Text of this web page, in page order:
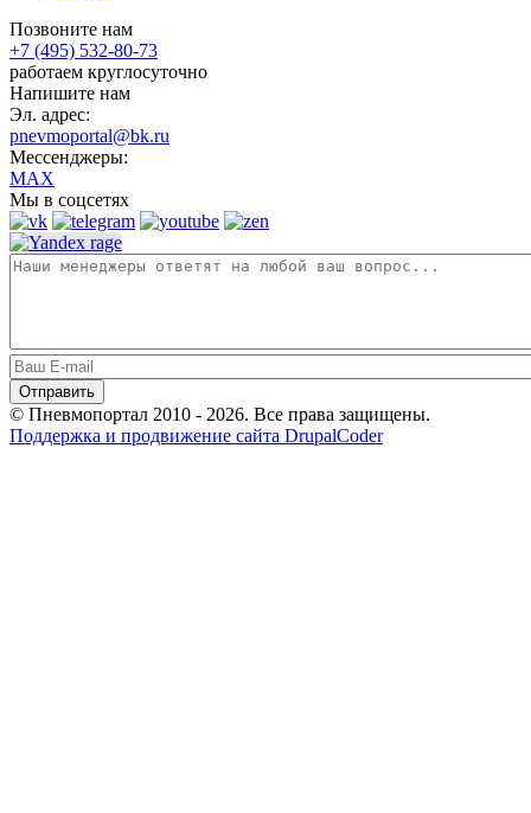
Позвоните нам
+7 (495) 532-80-73
работаем круглосуточно
Напишите нам
Эл. адрес:
pnevmoportal@bk.ru
Мессенджеры:
MAX
Мы в соцсетях
© Пневмопортал 2010 - 2026. Все права защищены.
Поддержка и продвижение сайта DrupalCoder